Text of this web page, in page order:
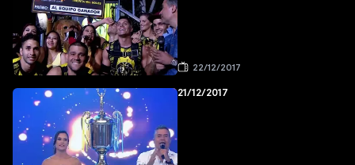
22/12/2017
21/12/2017